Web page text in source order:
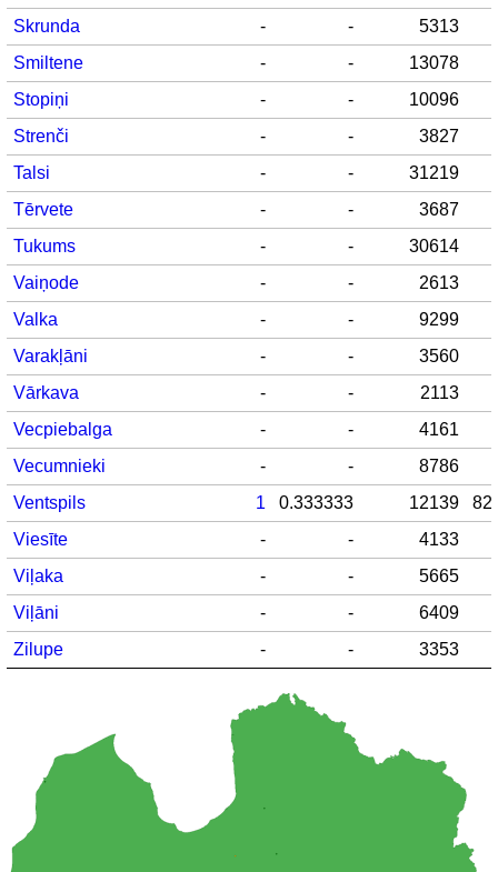
Skrunda
- -
5313
Smiltene
- -
13078
Stopiņi
- -
10096
Strenči
- -
3827
Talsi
- -
31219
Tērvete
- -
3687
Tukums
- -
30614
Vaiņode
- -
2613
Valka
- -
9299
Varakļāni
- -
3560
Vārkava
- -
2113
Vecpiebalga
- -
4161
Vecumnieki
- -
8786
Ventspils
1 0.333333 12139
Viesīte
- -
4133
Viļaka
- -
5665
Viļāni
- -
6409
Zilupe
- - 3353